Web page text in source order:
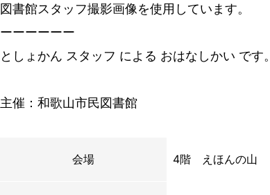
図書館スタッフ撮影画像を使用しています。
ーーーーーー
としょかん スタッフ による おはなしかい です。
主催：和歌山市民図書館
会場 4階 えほんの山